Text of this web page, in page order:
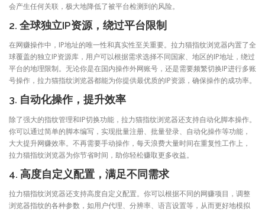
会产生任何关联，极大地降低了被平台检测到的风险。
2. 全球独立IP资源，绕过平台限制
在网赚操作中，IP地址的唯一性和真实性至关重要。拉力猫指纹浏览器内置了全
球覆盖的独立IP资源库，用户可以根据需求选择不同国家、地区的IP地址，绕过
平台的地理限制。无论你是在国内操作外网账号，还是需要频繁切换IP进行多账
号操作，拉力猫指纹浏览器都能为你提供最优质的IP资源，确保操作的成功率。
3. 自动化操作，提升效率
除了强大的指纹管理和IP切换功能，拉力猫指纹浏览器还支持自动化脚本操作。
你可以通过简单的脚本编写，实现批量注册、批量登录、自动化操作等功能，
大大提升网赚效率。不再需要手动操作，每天浪费大量时间在重复性工作上，
拉力猫指纹浏览器为你节省时间，助你轻松赚取更多收益。
4. 高度自定义配置，满足不同需求
拉力猫指纹浏览器还支持高度自定义配置。你可以根据不同的网赚项目，调整
浏览器指纹的各种参数，如用户代理、分辨率、语言设置等，从而更好地模拟